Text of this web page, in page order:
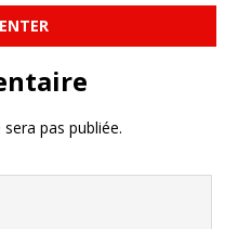
pas publiée.